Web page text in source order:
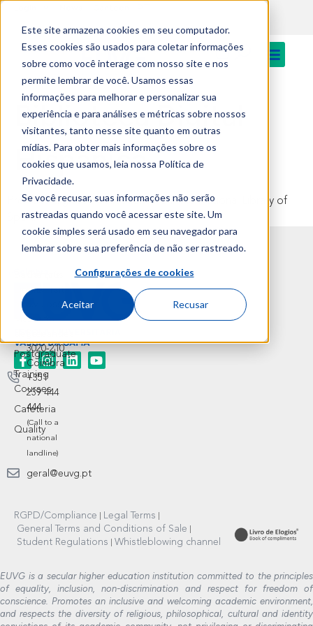
Este site armazena cookies em seu computador.
Esses cookies são usados para coletar informações
sobre como você interage com nosso site e nos
permite lembrar de você. Usamos essas
informações para melhorar e personalizar sua
experiência e para análises e métricas sobre nossos
visitantes, tanto nesse site quanto em outras
mídias. Para obter mais informações sobre os
cookies que usamos, leia nossa Política de
Privacidade.
Se você recusar, suas informações não serão
rastreadas quando você acessar este site. Um
cookie simples será usado em seu navegador para
lembrar sobre sua preferência de não ser rastreado.
Configurações de cookies
Aceitar Recusar
Biblioteca Digital
Hispánica
Provides digitised collections from the National Library of
Spain.
Universitário
Av. José R.
Sousa
3020-210
Coimbra
+351
239 444
444
(Call to a
national
landline)
geral@euvg.pt
Degree
and
Master’s
Postgraduate
Training
Courses
Cafeteria
Quality
RGPD/Compliance
Legal Terms
General Terms and Conditions of Sale
Student Regulations
Whistleblowing channel
EUVG is a secular higher education institution committed to the principles
of equality, inclusion, non-discrimination and respect for freedom of
conscience. Promotes an inclusive and welcoming academic environment,
and respects the diversity of religious, philosophical, cultural and identity